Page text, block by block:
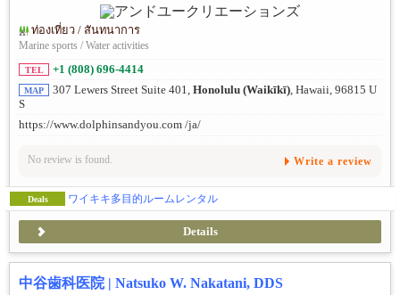
ท่องเที่ยว / สันทนาการ
Marine sports / Water activities
TEL +1 (808) 696-4414
MAP 307 Lewers Street Suite 401, Honolulu (Waikīkī), Hawaii, 96815 U
S
https://www.dolphinsandyou.com /ja/
No review is found. Write a review
Deals ワイキキ多目的ルームレンタル
Details
中谷歯科医院 | Natsuko W. Nakatani, DDS